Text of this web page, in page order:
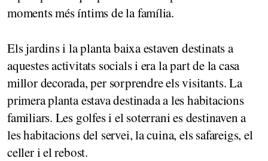
moments més íntims de la família.
Els jardins i la planta baixa estaven destinats a
aquestes activitats socials i era la part de la casa
millor decorada, per sorprendre els visitants. La
primera planta estava destinada a les habitacions
familiars. Les golfes i el soterrani es destinaven a
les habitacions del servei, la cuina, els safareigs, el
celler i el rebost.